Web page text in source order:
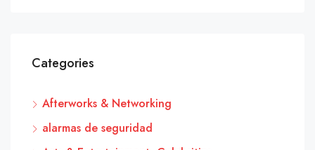
Categories
Afterworks & Networking
alarmas de seguridad